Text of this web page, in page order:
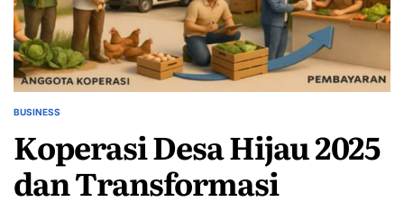
POSTED
BUSINESS
Koperasi Desa Hijau 2025
dan Transformasi